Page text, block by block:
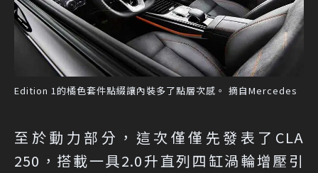
Edition 1的橘色套件點綴讓內裝多了點層次感。 摘自Mercedes
至於動力部分，這次僅僅先發表了CLA
250，搭載一具2.0升直列四缸渦輪增壓引